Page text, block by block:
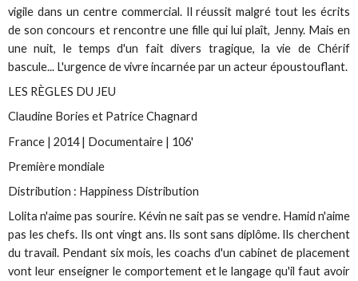
vigile dans un centre commercial. Il réussit malgré tout les écrits
de son concours et rencontre une fille qui lui plaît, Jenny. Mais en
une nuit, le temps d'un fait divers tragique, la vie de Chérif
bascule... L'urgence de vivre incarnée par un acteur époustouflant.
LES RÈGLES DU JEU
Claudine Bories et Patrice Chagnard
France | 2014 | Documentaire | 106'
Première mondiale
Distribution : Happiness Distribution
Lolita n'aime pas sourire. Kévin ne sait pas se vendre. Hamid n'aime
pas les chefs. Ils ont vingt ans. Ils sont sans diplôme. Ils cherchent
du travail. Pendant six mois, les coachs d'un cabinet de placement
vont leur enseigner le comportement et le langage qu'il faut avoir